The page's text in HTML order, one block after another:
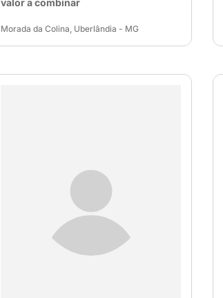
valor a combinar
Morada da Colina, Uberlândia - MG